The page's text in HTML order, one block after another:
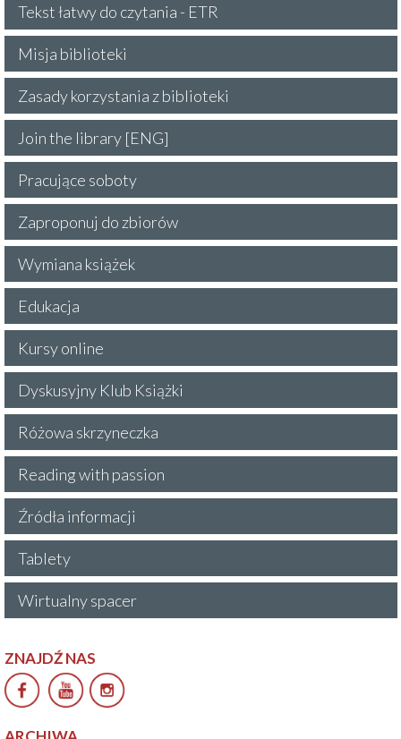
Tekst łatwy do czytania - ETR
Misja biblioteki
Zasady korzystania z biblioteki
Join the library [ENG]
Pracujące soboty
Zaproponuj do zbiorów
Wymiana książek
Edukacja
Kursy online
Dyskusyjny Klub Książki
Różowa skrzyneczka
Reading with passion
Źródła informacji
Tablety
Wirtualny spacer
ZNAJDŹ NAS